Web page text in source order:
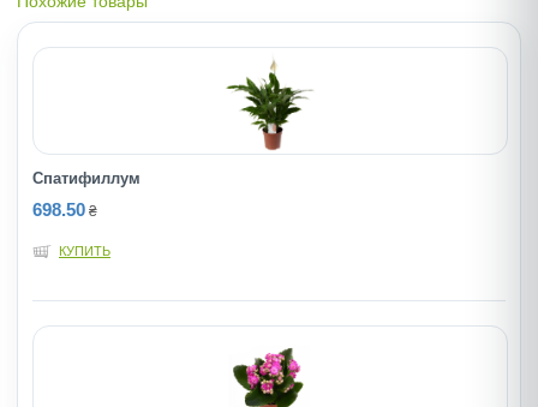
Спатифиллум
698.50 ₴
КУПИТЬ